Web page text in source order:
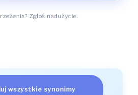
Zgłoś nadużycie.
wszystkie synonimy